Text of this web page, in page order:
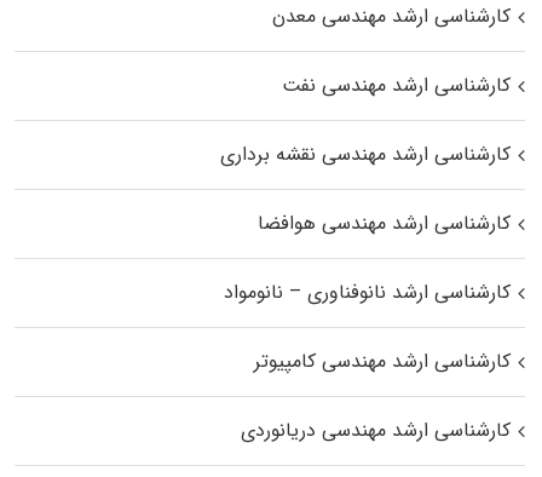
کارشناسی ارشد مهندسی معدن
کارشناسی ارشد مهندسی نفت
کارشناسی ارشد مهندسی نقشه برداری
کارشناسی ارشد مهندسی هوافضا
کارشناسی ارشد نانوفناوری – نانومواد
کارشناسی ارشد مهندسی کامپیوتر
کارشناسی ارشد مهندسی دریانوردی